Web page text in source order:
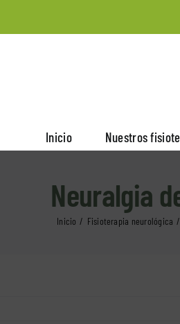
Inicio Nuestros
Neuralgia
Inicio Fisioterapia neurológica